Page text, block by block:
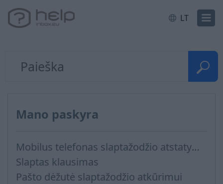
LT
Mano paskyra
Mobilus telefonas slaptažodžio atstatymui
Slaptas klausimas
Pašto dėžutė slaptažodžio atkūrimui